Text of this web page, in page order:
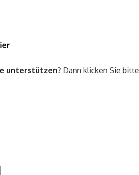
unterstützen? Dann klicken Sie bitte